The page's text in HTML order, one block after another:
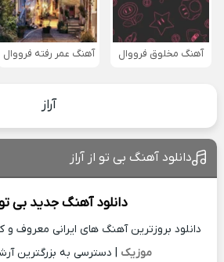
آهنگ مخلوق فرووال آهنگ عمر رفته فرووال
آراز
دانلود آهنگ بی تو از آراز
دانلود آهنگ جدید بی
دانلود بروزترین آهنگ های ایرانی معروف
موزیک | دسترسی به بزرگترین